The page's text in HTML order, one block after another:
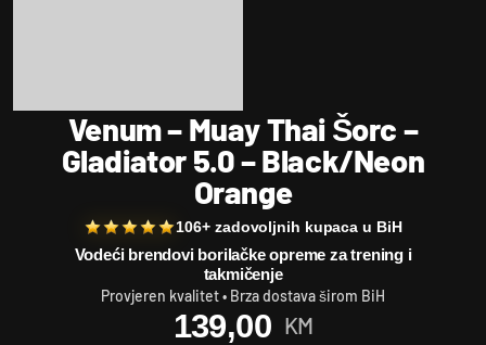
Venum – Muay Thai Šorc –
Gladiator 5.0 – Black/Neon
Orange
106+ zadovoljnih kupaca u BiH
Vodeći brendovi borilačke opreme za trening i
takmičenje
Provjeren kvalitet • Brza dostava širom BiH
139,00 KM